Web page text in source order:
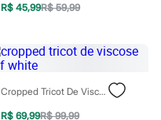
R$ 45,99R$ 59,99
Cropped Tricot De Viscose Off White
R$ 69,99R$ 99,99